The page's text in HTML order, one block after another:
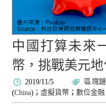
中國打算未來
幣，挑戰美元地
2019/11/5 區塊
(China)； 虛擬貨幣 ； 數位金融